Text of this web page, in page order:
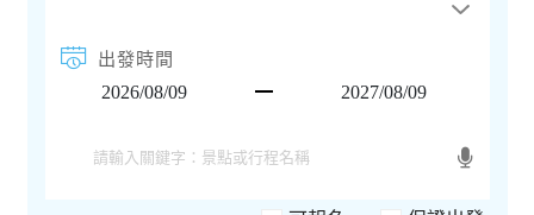
出發時間